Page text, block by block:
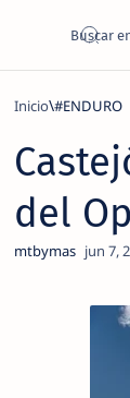
Inicio #ENDURO
del